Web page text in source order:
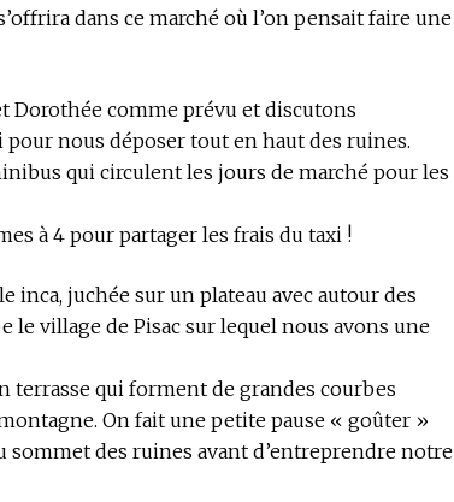
dans ce marché où l’on pensait faire une
Dorothée comme prévu et discutons
nous déposer tout en haut des ruines.
qui circulent les jours de marché pour les
à 4 pour partager les frais du taxi !
inca, juchée sur un plateau avec autour des
le village de Pisac sur lequel nous avons une
terrasse qui forment de grandes courbes
On fait une petite pause « goûter »
sommet des ruines avant d’entreprendre notre